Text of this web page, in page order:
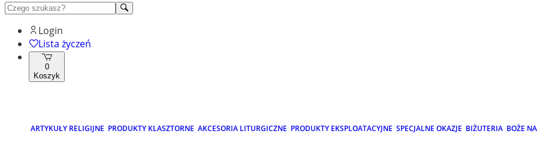
Login
Lista życzeń
0
Koszyk
ARTYKUŁY RELIGIJNE PRODUKTY KLASZTORNE AKCESORIA LITURGICZNE PRODUKTY EKSPLOATACYJNE SPECJALNE OKAZJE BIŻUTERIA BOŻE